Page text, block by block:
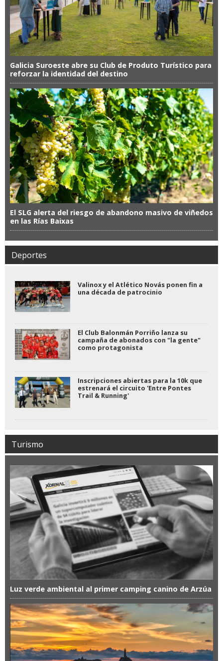
Galicia Suroeste abre su Club de Produto Turístico para
reforzar la identidad del destino
El SLG alerta del riesgo de abandono masivo de viñedos
en las Rías Baixas
Deportes
Valinox y el Atlético Novás ponen fin a
una década de patrocinio
El Club Balonmán Porriño lanza su
campaña de abonados con "la gente"
como protagonista
Inscripciones abiertas para la 10k que
estrenará el circuito 'Entre Pontes
Trail & Running'
Turismo
Luz verde ambiental al primer camping canino de Arzúa